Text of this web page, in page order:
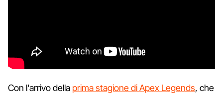
Con l'arrivo della prima stagione di Apex Legends, che